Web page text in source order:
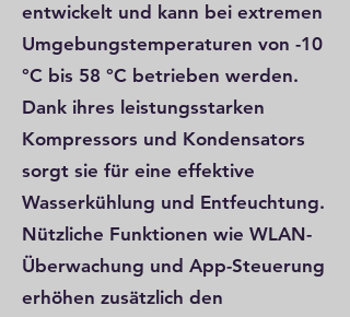
entwickelt und kann bei extremen
Umgebungstemperaturen von -10
°C bis 58 °C betrieben werden.
Dank ihres leistungsstarken
Kompressors und Kondensators
sorgt sie für eine effektive
Wasserkühlung und Entfeuchtung.
Nützliche Funktionen wie WLAN-
Überwachung und App-Steuerung
erhöhen zusätzlich den